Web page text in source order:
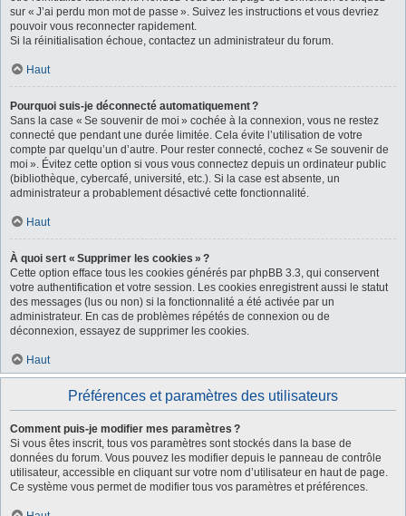
sur « J’ai perdu mon mot de passe ». Suivez les instructions et vous devriez
pouvoir vous reconnecter rapidement.
Si la réinitialisation échoue, contactez un administrateur du forum.
Haut
Pourquoi suis-je déconnecté automatiquement ?
Sans la case « Se souvenir de moi » cochée à la connexion, vous ne restez
connecté que pendant une durée limitée. Cela évite l’utilisation de votre
compte par quelqu’un d’autre. Pour rester connecté, cochez « Se souvenir de
moi ». Évitez cette option si vous vous connectez depuis un ordinateur public
(bibliothèque, cybercafé, université, etc.). Si la case est absente, un
administrateur a probablement désactivé cette fonctionnalité.
Haut
À quoi sert « Supprimer les cookies » ?
Cette option efface tous les cookies générés par phpBB 3.3, qui conservent
votre authentification et votre session. Les cookies enregistrent aussi le statut
des messages (lus ou non) si la fonctionnalité a été activée par un
administrateur. En cas de problèmes répétés de connexion ou de
déconnexion, essayez de supprimer les cookies.
Haut
Préférences et paramètres des utilisateurs
Comment puis-je modifier mes paramètres ?
Si vous êtes inscrit, tous vos paramètres sont stockés dans la base de
données du forum. Vous pouvez les modifier depuis le panneau de contrôle
utilisateur, accessible en cliquant sur votre nom d’utilisateur en haut de page.
Ce système vous permet de modifier tous vos paramètres et préférences.